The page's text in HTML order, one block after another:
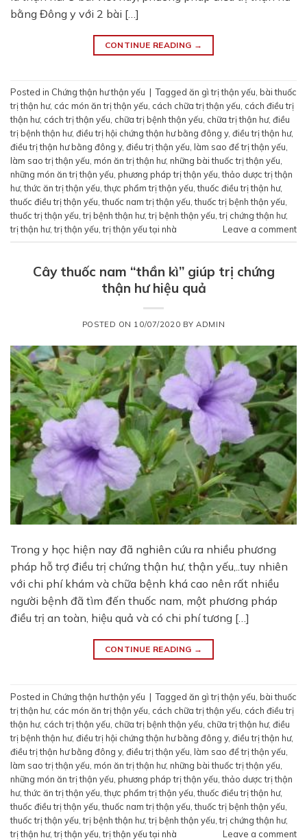
bằng Đông y với 2 bài […]
CONTINUE READING →
Posted in Chứng thận hư thận yếu | Tagged ăn gì trị thận yếu, bài thuốc
trị thận hư, các món ăn trị thận yếu, cách chữa trị thận yếu, cách điều trị
thận hư, cách trị thận yếu, chữa trị bệnh thận yếu, chữa trị thận hư, điều
trị bệnh thận hư, điều trị hội chứng thận hư bằng đông y, điều trị thận hư,
điều trị thận hư bằng đông y, điều trị thận yếu, làm sao để trị thận yếu,
làm sao trị thận yếu, món ăn trị thận hư, những bài thuốc trị thận yếu,
những món ăn trị thận yếu, phương pháp trị thận yếu,thảo dược trị thận
hư,thức ăn trị thận yếu,thực phẩm trị thận yếu,thuốc điều trị thận hư,
thuốc điều trị thận yếu,thuốc nam trị thận yếu,thuốc trị bệnh thận yếu,
thuốc trị thận yếu,trị bệnh thận hư,trị bệnh thận yếu,trị chứng thận hư,
trị thận hư,trị thận yếu,trị thận yếu tại nhà Leave a comment
Cây thuốc nam “thần kì” giúp trị chứng
thận hư hiệu quả
POSTED ON 10/07/2020 BYADMIN
Trong y học hiện nay đã nghiên cứu ra nhiều phương
pháp hỗ trợ điều trị chứng thận hư, thận yếu,..tuy nhiên
với chi phí khám và chữa bệnh khá cao nên rất nhiều
người bệnh đã tìm đến thuốc nam, một phương pháp
điều trị an toàn, hiệu quả và có chi phí tương […]
CONTINUE READING →
Posted in Chứng thận hư thận yếu | Tagged ăn gì trị thận yếu bài thuốc
trị thận hư, các món ăn trị thận yếu cách chữa trị thận yếu cách điều trị
thận hư, cách trị thận yếu chữa trị bệnh thận yếu chữa trị thận hư, điều
trị bệnh thận hư, điều trị hội chứng thận hư bằng đông y, điều trị thận hư,
điều trị thận hư bằng đông y, điều trị thận yếu làm sao để trị thận yếu
làm sao trị thận yếu món ăn trị thận hư, những bài thuốc trị thận yếu
những món ăn trị thận yếu phương pháp trị thận yếu ,thảo dược trị thận
hư,thức ăn trị thận yếu ,thực phẩm trị thận yếu ,thuốc điều trị thận hư,
thuốc điều trị thận yếu ,thuốc nam trị thận yếu ,thuốc trị bệnh thận yếu
thuốc trị thận yếu ,trị bệnh thận hư,trị bệnh thận yếu ,trị chứng thận hư,
trị thận hư,trị thận yếu ,trị thận yếu tại nhà Leave a comment